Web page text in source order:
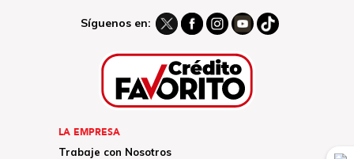
Síguenos en:
LA EMPRESA
Trabaje con Nosotros